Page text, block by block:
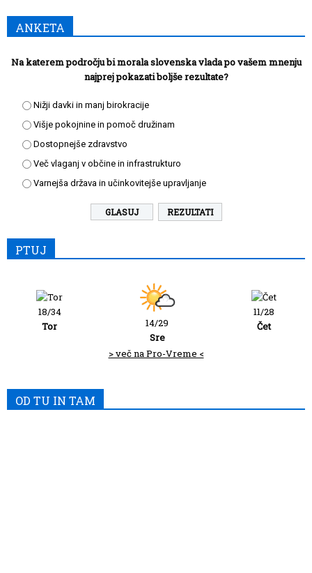
ANKETA
Na katerem področju bi morala slovenska vlada po vašem mnenju
najprej pokazati boljše rezultate?
Nižji davki in manj birokracije
Višje pokojnine in pomoč družinam
Dostopnejše zdravstvo
Več vlaganj v občine in infrastrukturo
Varnejša država in učinkovitejše upravljanje
REZULTATI
PTUJ
18/34
Tor
14/29
Sre
11/28
Čet
> več na Pro-Vreme <
OD TU IN TAM